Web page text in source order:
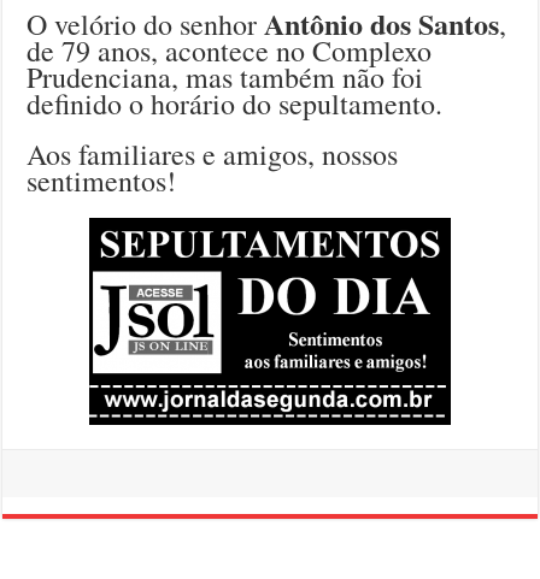
O velório do senhorAntônio dos Santos,
de 79 anos, acontece no Complexo
Prudenciana, mas também não foi
definido o horário do sepultamento.
Aos familiares e amigos, nossos
sentimentos!